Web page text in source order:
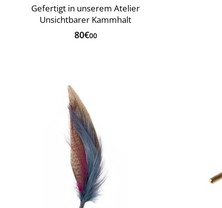
Gefertigt in unserem Atelier
Unsichtbarer Kammhalt
80€00